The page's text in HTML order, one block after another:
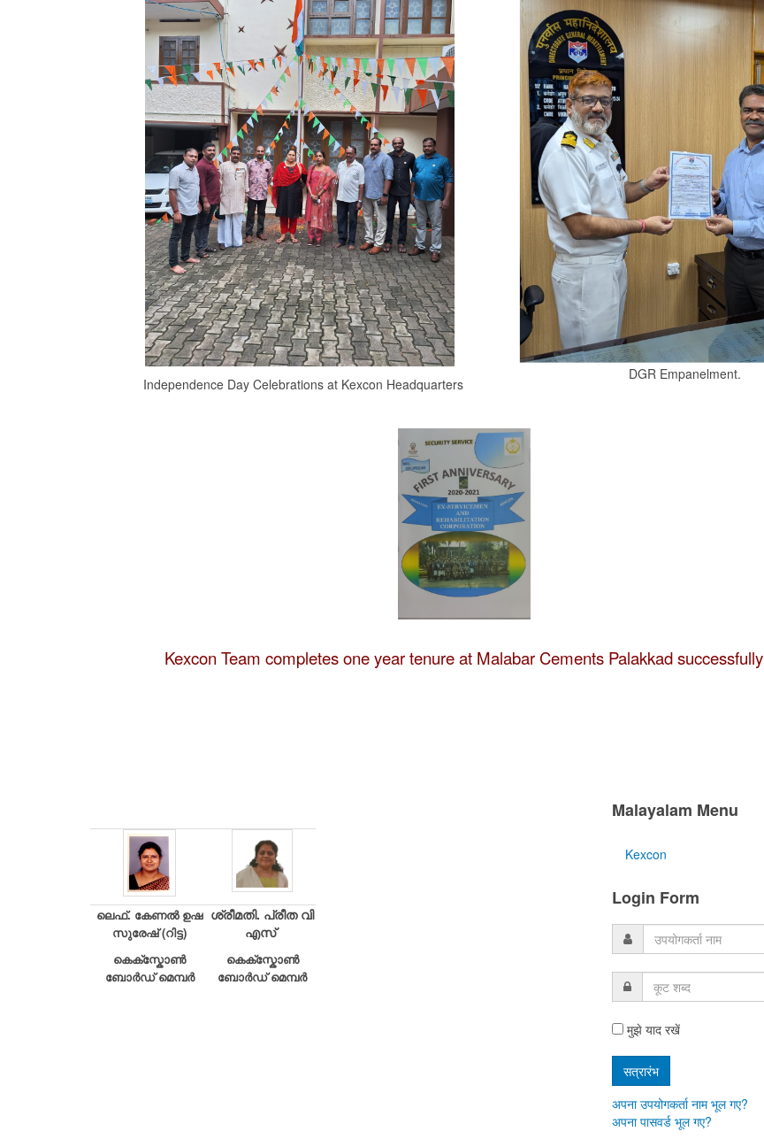
Independence Day Celebrations at Kexcon Headquarters
DGR Empanelment.
Kexcon Team completes one year tenure at Malabar Cements Palakkad successfully
ലെഫ്. കേണൽ ഉഷ
സുരേഷ് (റിട്ട)
കെക്സ്കോൺ
ബോർഡ് മെമ്പർ
ശ്രീമതി. പ്രീത വി
എസ്
കെക്സ്കോൺ
ബോർഡ് മെമ്പർ
Malayalam Menu
Kexcon
Login Form
मुझे याद रखें
अपना उपयोगकर्ता नाम भूल गए?
अपना पासवर्ड भूल गए?